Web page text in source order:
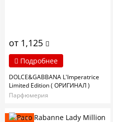
от 1,125
Подробнее
DOLCE&GABBANA L'Imperatrice
Limited Edition ( ОРИГИНАЛ )
Парфюмерия
Новинка